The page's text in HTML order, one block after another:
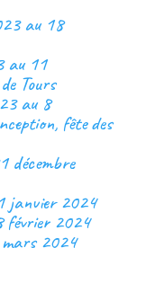
au 18
au 11
Tours
au 8
fête des
décembre
janvier 2024
février 2024
2024